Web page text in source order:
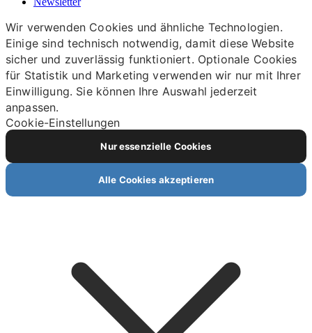
Wir verwenden Cookies und ähnliche Technologien.
Einige sind technisch notwendig, damit diese Website
sicher und zuverlässig funktioniert. Optionale Cookies
für Statistik und Marketing verwenden wir nur mit Ihrer
Einwilligung. Sie können Ihre Auswahl jederzeit
anpassen.
Cookie-Einstellungen
Nur essenzielle Cookies
Alle Cookies akzeptieren